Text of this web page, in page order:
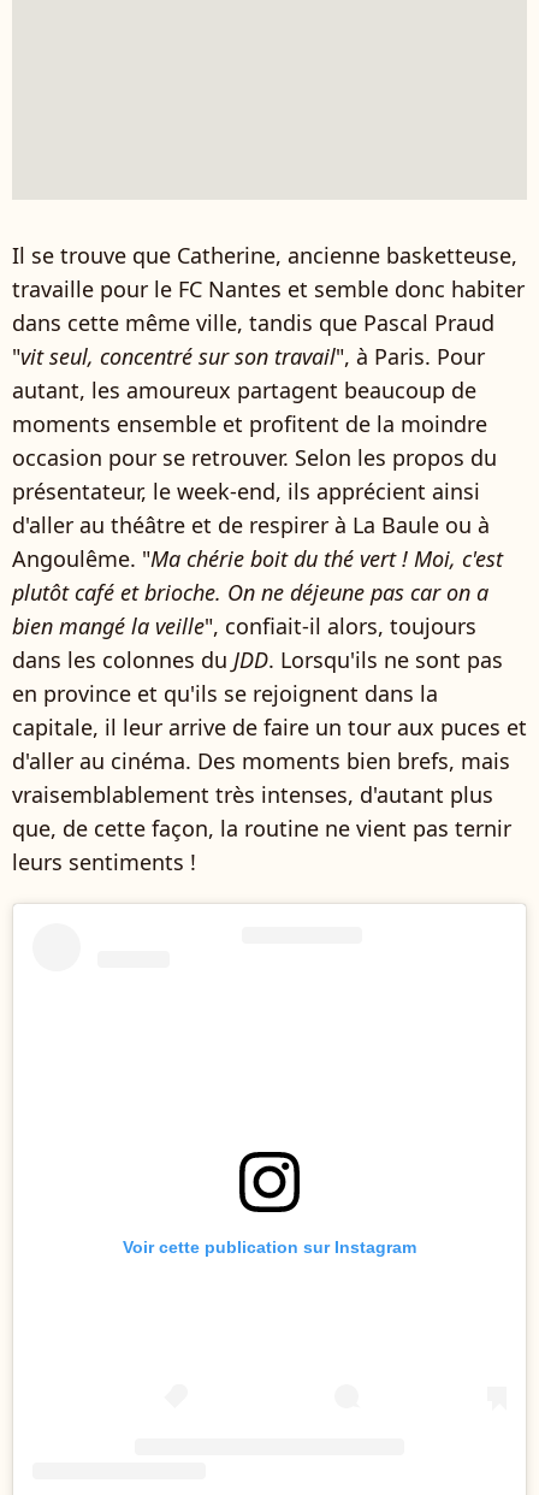
Il se trouve que Catherine, ancienne basketteuse,
travaille pour le FC Nantes et semble donc habiter
dans cette même ville, tandis que Pascal Praud
"vit seul, concentré sur son travail", à Paris. Pour
autant, les amoureux partagent beaucoup de
moments ensemble et profitent de la moindre
occasion pour se retrouver. Selon les propos du
présentateur, le week-end, ils apprécient ainsi
d'aller au théâtre et de respirer à La Baule ou à
Angoulême. "Ma chérie boit du thé vert ! Moi, c'est
plutôt café et brioche. On ne déjeune pas car on a
bien mangé la veille", confiait-il alors, toujours
dans les colonnes du JDD. Lorsqu'ils ne sont pas
en province et qu'ils se rejoignent dans la
capitale, il leur arrive de faire un tour aux puces et
d'aller au cinéma. Des moments bien brefs, mais
vraisemblablement très intenses, d'autant plus
que, de cette façon, la routine ne vient pas ternir
leurs sentiments !
Voir cette publication sur Instagram